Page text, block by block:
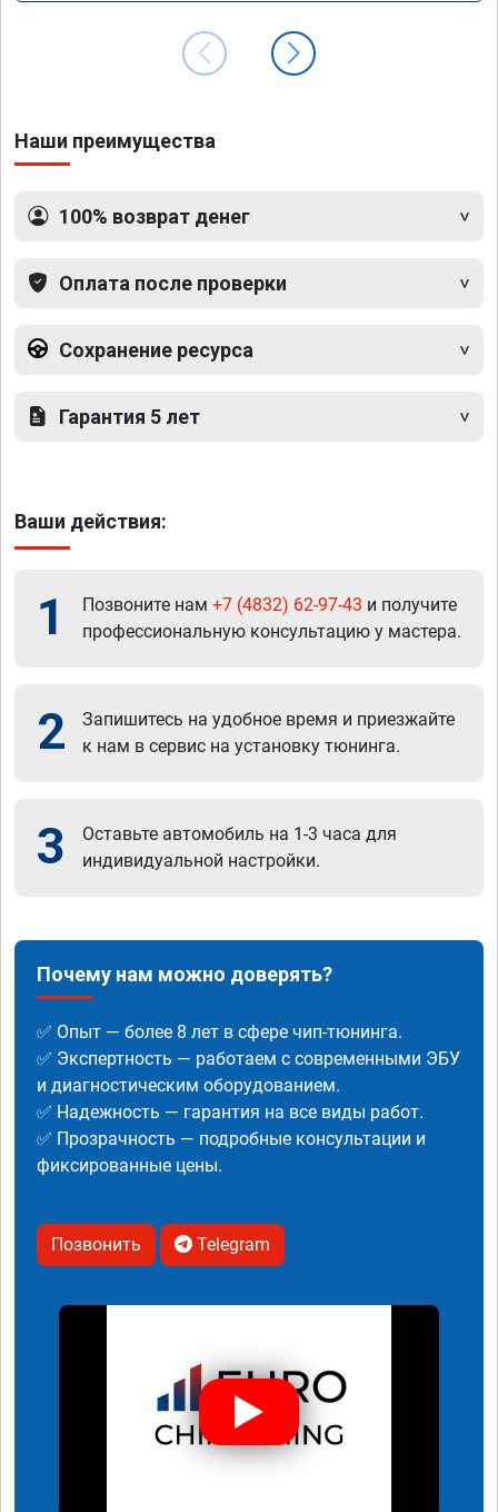
Наши преимущества
100% возврат денег
Оплата после проверки
Сохранение ресурса
Гарантия 5 лет
Ваши действия:
1 Позвоните нам +7 (4832) 62-97-43 и получите
профессиональную консультацию у мастера.
2
Запишитесь на удобное время и приезжайте
к нам в сервис на установку тюнинга.
3
Оставьте автомобиль на 1-3 часа для
индивидуальной настройки.
Почему нам можно доверять?
✅ Опыт — более 8 лет в сфере чип-тюнинга.
✅ Экспертность — работаем с современными ЭБУ
и диагностическим оборудованием.
✅ Надежность — гарантия на все виды работ.
✅ Прозрачность — подробные консультации и
фиксированные цены.
Позвонить Telegram